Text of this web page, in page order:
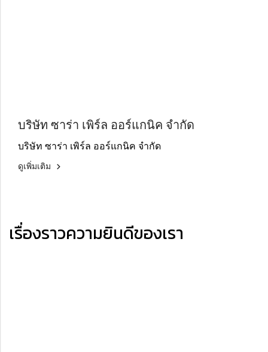
บริษัท ซาร่า เพิร์ล ออร์แกนิค จำกัด
บริษัท ซาร่า เพิร์ล ออร์แกนิค จำกัด
ดูเพิ่มเติม
เรื่องราวความยินดีของเรา